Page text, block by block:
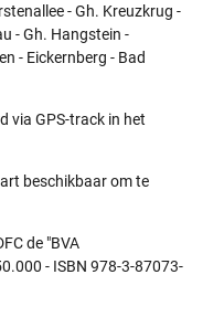
- Gh. Kreuzkrug -
- Gh. Hangstein -
- Eickernberg - Bad
via GPS-track in het
beschikbaar om te
de "BVA
- ISBN 978-3-87073-